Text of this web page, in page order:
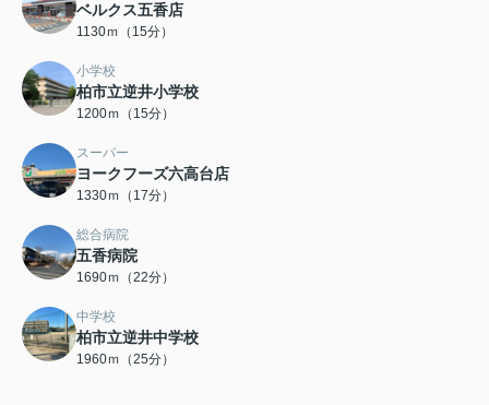
ベルクス五香店
1130ｍ（15分）
小学校
柏市立逆井小学校
1200ｍ（15分）
スーパー
ヨークフーズ六高台店
1330ｍ（17分）
総合病院
五香病院
1690ｍ（22分）
中学校
柏市立逆井中学校
1960ｍ（25分）